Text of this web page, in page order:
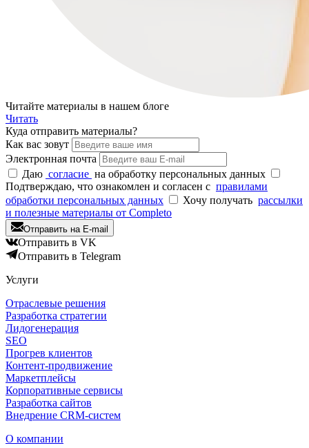
Читайте материалы в нашем блоге
Читать
Куда отправить материалы?
Как вас зовут
Электронная почта
Даю согласие на обработку персональных данных
Подтверждаю, что ознакомлен и согласен с правилами
обработки персональных данных
Хочу получать рассылки
и полезные материалы от Completo
Отправить на E-mail
Отправить в VK
Отправить в Telegram
Услуги
Отраслевые решения
Разработка стратегии
Лидогенерация
SEO
Прогрев клиентов
Контент-продвижение
Маркетплейсы
Корпоративные сервисы
Разработка сайтов
Внедрение CRM-систем
О компании